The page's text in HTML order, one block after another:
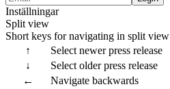
Inställningar
Split view
Short keys for navigating in split view
↑
Select newer press release
↓
Select older press release
←
Navigate backwards